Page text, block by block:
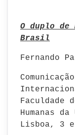
O duplo de
Brasil
Fernando
Faculdade
Humanas
Lisboa, 3 e